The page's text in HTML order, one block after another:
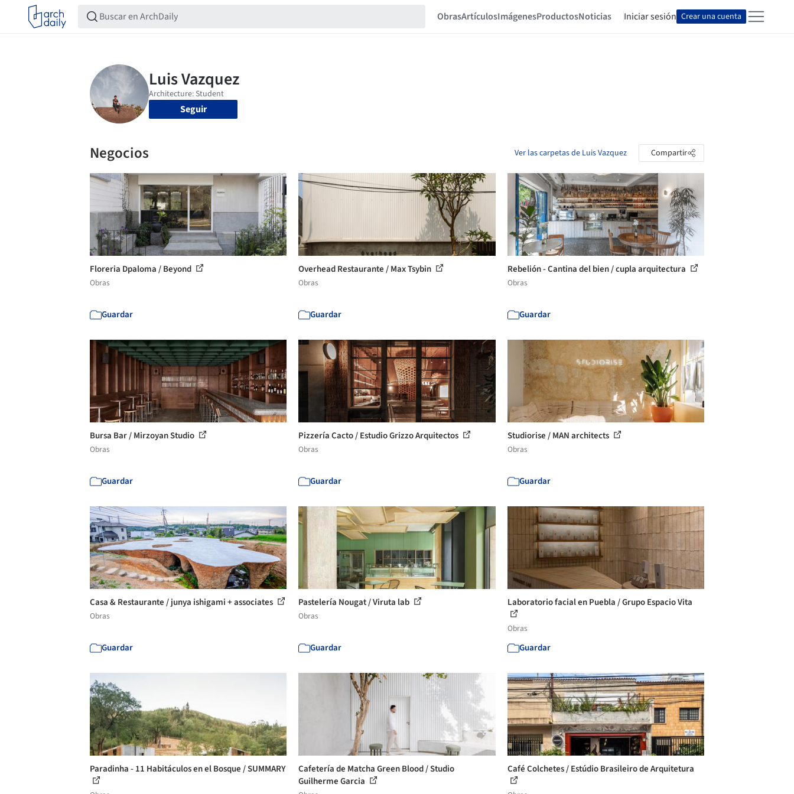
ObrasArtículosImágenesProductosNoticias Iniciar sesión Crear una cuenta
Seguir
Negocios Ver las carpetas de Luis Vazquez Compartir
Floreria Dpaloma / Beyond
Obras
Guardar
Overhead Restaurante / Max Tsybin
Obras
Guardar
Rebelión - Cantina del bien / cupla arquitectura
Obras
Guardar
Bursa Bar / Mirzoyan Studio
Obras
Guardar
Pizzería Cacto / Estudio Grizzo Arquitectos
Obras
Guardar
Studiorise / MAN architects
Obras
Guardar
Casa & Restaurante / junya ishigami + associates
Obras
Guardar
Pastelería Nougat / Viruta lab
Obras
Guardar
Laboratorio facial en Puebla / Grupo Espacio Vita
Obras
Guardar
Paradinha - 11 Habitáculos en el Bosque / SUMMARY
Cafetería de Matcha Green Blood / Studio
Guilherme Garcia
Café Colchetes / Estúdio Brasileiro de Arquitetura